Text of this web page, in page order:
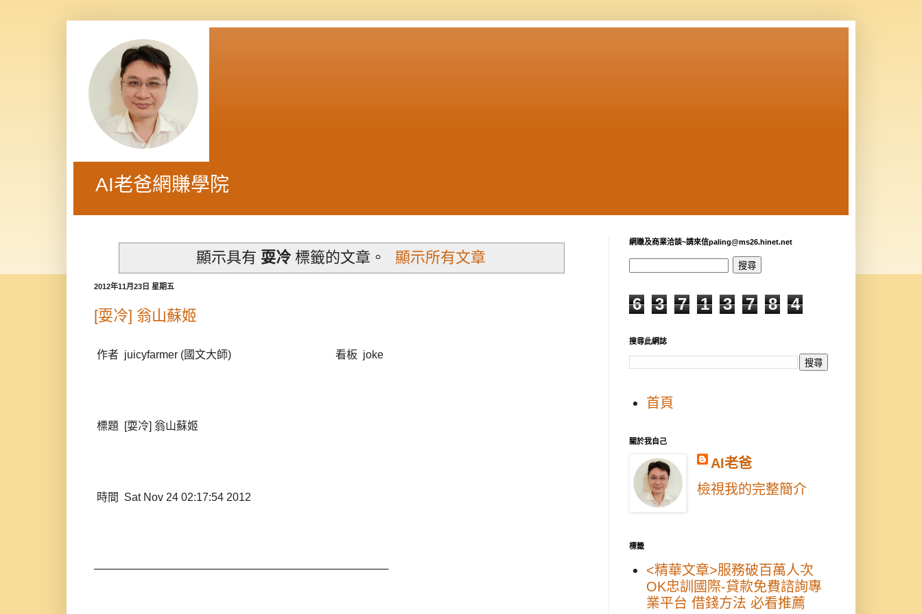
AI老爸網賺學院
顯示具有 耍冷標籤的文章。 顯示所有文章
2012年11月23日 星期五
[耍冷] 翁山蘇姬
作者 juicyfarmer (國文大師) 看板 joke
標題 [耍冷] 翁山蘇姬
時間 Sat Nov 24 02:17:54 2012
───────────────────────────────────────
網賺及商業洽談~請來信paling@ms26.hinet.net
6 3 7 1 3 7 8 4
搜尋此網誌
首頁
關於我自己
AI老爸
檢視我的完整簡介
標籤
<精華文章>服務破百萬人次
OK忠訓國際-貸款免費諮詢專
業平台 借錢方法 必看推薦